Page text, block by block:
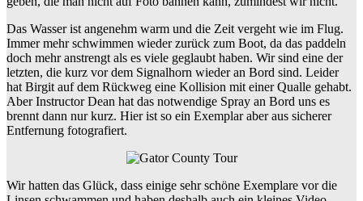
Das Wasser ist angenehm warm und die Zeit vergeht wie im Flug.
Immer mehr schwimmen wieder zurück zum Boot, da das paddeln
doch mehr anstrengt als es viele geglaubt haben. Wir sind eine der
letzten, die kurz vor dem Signalhorn wieder an Bord sind. Leider
hat Birgit auf dem Rückweg eine Kollision mit einer Qualle gehabt.
Aber Instructor Dean hat das notwendige Spray an Bord uns es
brennt dann nur kurz. Hier ist so ein Exemplar aber aus sicherer
Entfernung fotografiert.
Wir hatten das Glück, dass einige sehr schöne Exemplare vor die